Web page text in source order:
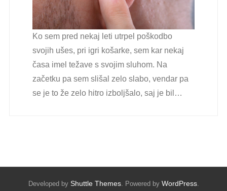
Ko sem pred nekaj leti utrpel poškodbo
svojih ušes, pri igri košarke, sem kar nekaj
časa imel težave s svojim sluhom. Na
začetku pa sem slišal zelo slabo, vendar pa
se je to že zelo hitro izboljšalo, saj je bil…
Developed by Shuttle Themes. Powered by WordPress.